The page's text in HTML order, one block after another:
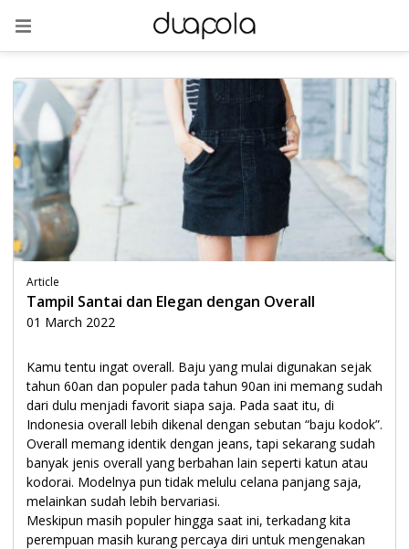
Article
Tampil Santai dan Elegan dengan Overall
01 March 2022
Kamu tentu ingat overall. Baju yang mulai digunakan sejak
tahun 60an dan populer pada tahun 90an ini memang sudah
dari dulu menjadi favorit siapa saja. Pada saat itu, di
Indonesia overall lebih dikenal dengan sebutan “baju kodok”.
Overall memang identik dengan jeans, tapi sekarang sudah
banyak jenis overall yang berbahan lain seperti katun atau
kodorai. Modelnya pun tidak melulu celana panjang saja,
melainkan sudah lebih bervariasi.
Meskipun masih populer hingga saat ini, terkadang kita
perempuan masih kurang percaya diri untuk mengenakan